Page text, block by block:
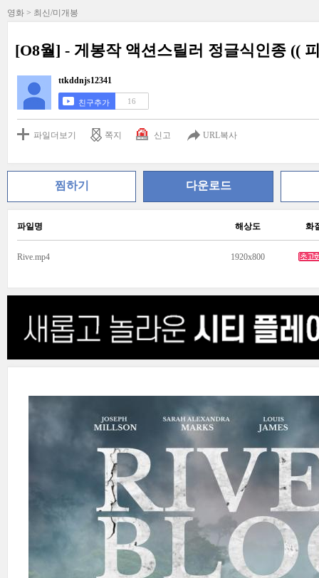
영화 > 최신/미개봉
[O8월] - 게봉작 액션스릴러 정글식인종 ((
ttkddnjs12341
친구추가 16
파일더보기 쪽지 신고 URL복사
찜하기 다운로드
파일명 해상도 화
Rive.mp4 1920x800